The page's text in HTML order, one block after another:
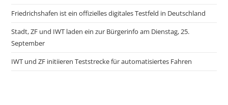
Friedrichshafen ist ein offizielles digitales Testfeld in Deutschland
Stadt, ZF und IWT laden ein zur Bürgerinfo am Dienstag, 25.
September
IWT und ZF initiieren Teststrecke für automatisiertes Fahren